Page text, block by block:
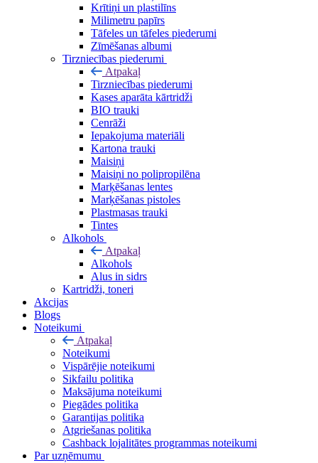
Krītiņi un plastilīns
Milimetru papīrs
Tāfeles un tāfeles piederumi
Zīmēšanas albumi
Tirzniecības piederumi
Atpakaļ
Tirzniecības piederumi
Kases aparāta kārtridži
BIO trauki
Cenrāži
Iepakojuma materiāli
Kartona trauki
Maisiņi
Maisiņi no polipropilēna
Marķēšanas lentes
Marķēšanas pistoles
Plastmasas trauki
Tintes
Alkohols
Atpakaļ
Alkohols
Alus in sidrs
Kartridži, toneri
Akcijas
Blogs
Noteikumi
Atpakaļ
Noteikumi
Vispārējie noteikumi
Sikfailu politika
Maksājuma noteikumi
Piegādes politika
Garantijas politika
Atgriešanas politika
Cashback lojalitātes programmas noteikumi
Par uzņēmumu